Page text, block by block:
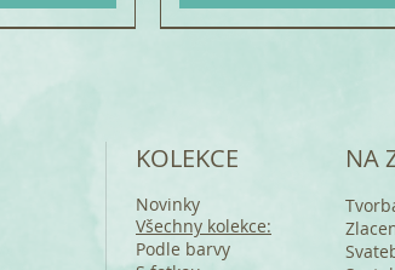
KOLEKCE
Novinky
Všechny kolekce:
Podle barvy
NA